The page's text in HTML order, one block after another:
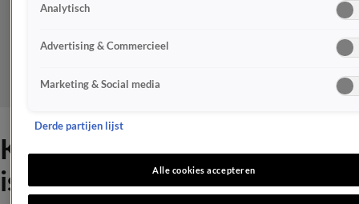
Kleine André in de war: waar
is papa?!
Analytisch
Advertising & Commercieel
Marketing & Social media
Derde partijen lijst
Alle cookies accepteren